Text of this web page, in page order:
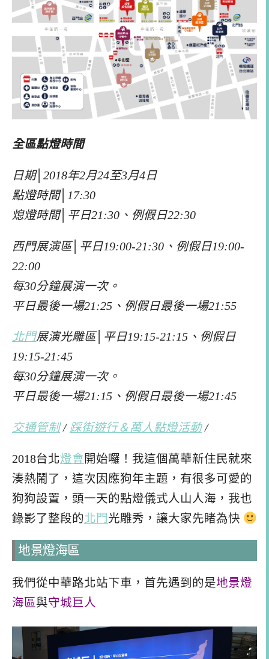
全區點燈時間
日期│2018年2月24至3月4日
點燈時間│17:30
熄燈時間│平日21:30、例假日22:30
西門展演區│平日19:00-21:30、例假日19:00-
22:00
每30分鐘展演一次。
平日最後一場21:25、例假日最後一場21:55
北門展演光雕區│平日19:15-21:15、例假日
19:15-21:45
每30分鐘展演一次。
平日最後一場21:15、例假日最後一場21:45
交通管制/ 踩街遊行＆萬人點燈活動/
2018台北燈會開始囉！我這個萬華新住民就來
湊熱鬧了，這次因應狗年主題，有很多可愛的
狗狗設置，頭一天的點燈儀式人山人海，我也
錄影了整段的北門光雕秀，讓大家先睹為快
地景燈海區
我們從中華路北站下車，首先遇到的是地景燈
海區與守城巨人